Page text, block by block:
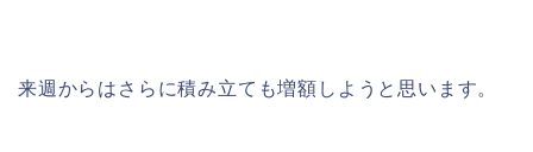
来週からはさらに積み立ても増額しようと思います。